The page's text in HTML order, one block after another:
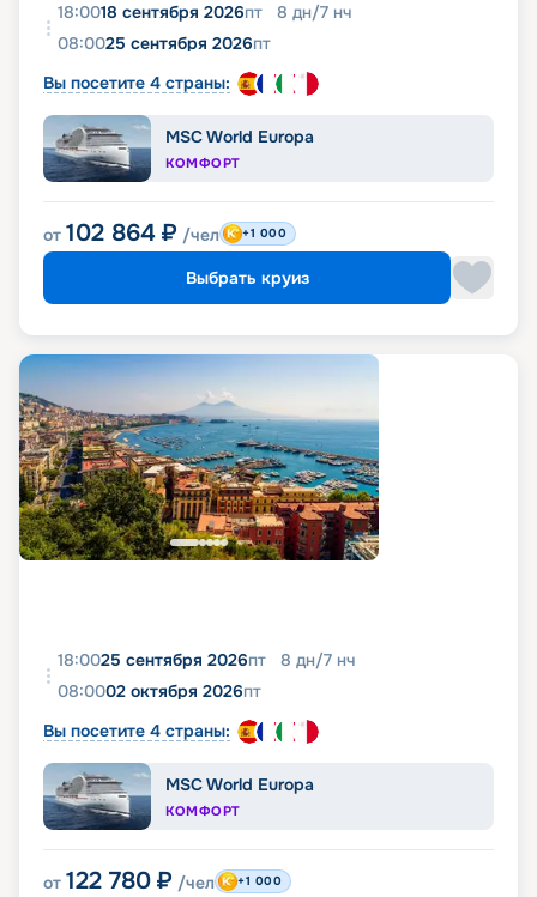
18:0018 сентября 2026пт 8 дн/7 нч
08:0025 сентября 2026пт
Вы посетите 4 страны:
MSC World Europa
КОМФОРТ
от 102 864 ₽ /чел +1 000
Выбрать круиз
18:0025 сентября 2026пт 8 дн/7 нч
08:0002 октября 2026пт
Вы посетите 4 страны:
MSC World Europa
КОМФОРТ
от 122 780 ₽ /чел +1 000